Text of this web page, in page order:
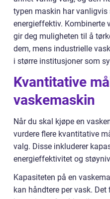
typen maskin har vanligvis
energieffektiv. Kombinerte
gir deg muligheten til å
dem, mens industrielle
i større institusjoner som
Kvantitative
vaskemaskin
Når du skal kjøpe en
vurdere flere kvantitative
valg. Disse inkluderer
energieffektivitet og
Kapasiteten på en
kan håndtere per vask.